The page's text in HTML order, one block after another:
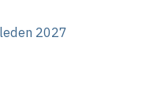
leden 2027